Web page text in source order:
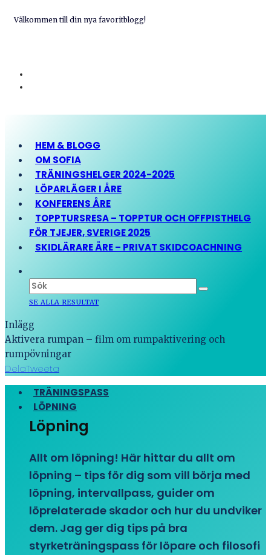
Välkommen till din nya favoritblogg!
HEM & BLOGG
OM SOFIA
TRÄNINGSHELGER 2024-2025
LÖPARLÄGER I ÅRE
KONFERENS ÅRE
TOPPTURSRESA – TOPPTUR OCH OFFPISTHELG
FÖR TJEJER, SVERIGE 2025
SKIDLÄRARE ÅRE – PRIVAT SKIDCOACHNING
SE ALLA RESULTAT
Inlägg
Aktivera rumpan – film om rumpaktivering och
rumpövningar
DelaTweeta
TRÄNINGSPASS
LÖPNING
Löpning
Allt om löpning! Här hittar du allt om
löpning – tips för dig som vill börja med
löpning, intervallpass, guider om
löprelaterade skador och hur du undviker
dem. Jag ger dig tips på bra
styrketräningspass för löpare och filosofi